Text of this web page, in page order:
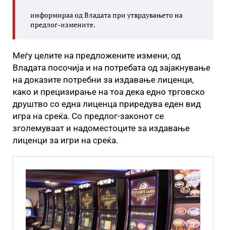
информираа од Владата при утврдувањето на
предлог-измените.
Меѓу целите на предложените измени, од
Владата посочија и на потребата од зајакнување
на доказите потребни за издавање лиценци,
како и прецизирање на тоа дека едно трговско
друштво со една лиценца приредува еден вид
игра на среќа. Со предлог-законот се
зголемуваат и надоместоците за издавање
лиценци за игри на среќа.